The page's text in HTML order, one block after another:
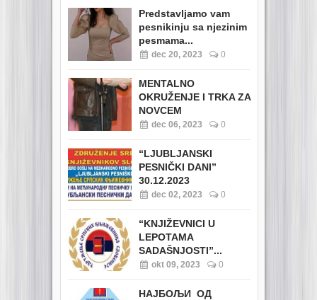
Predstavljamo vam
pesnikinju sa njezinim
pesmama...
dec 20, 2023 0
MENTALNO
OKRUŽENJE I TRKA ZA
NOVCEM
dec 06, 2023 0
“LJUBLJANSKI
PESNIČKI DANI”
30.12.2023
dec 02, 2023 0
“KNJIŽEVNICI U
LEPOTAMA
SADAŠNJOSTI”...
okt 09, 2023 0
НАЈБОЉИ ОД